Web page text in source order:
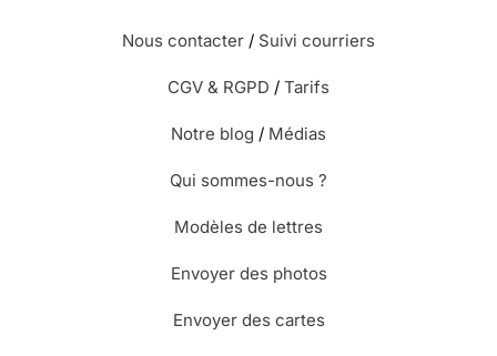
Nous contacter / Suivi courriers
CGV & RGPD / Tarifs
Notre blog / Médias
Qui sommes-nous ?
Modèles de lettres
Envoyer des photos
Envoyer des cartes